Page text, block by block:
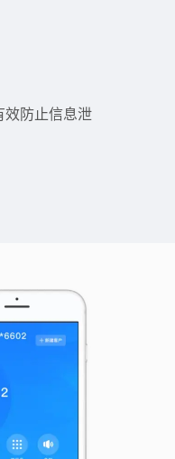
效防止信息泄